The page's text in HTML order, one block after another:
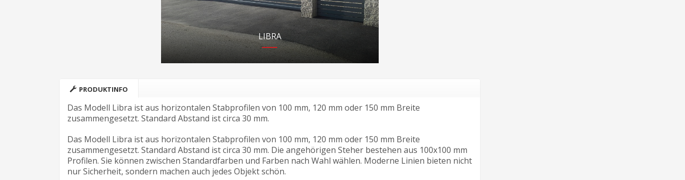
LIBRA
PRODUKTINFO
Das Modell Libra ist aus horizontalen Stabprofilen von 100 mm, 120 mm oder 150 mm Breite
zusammengesetzt. Standard Abstand ist circa 30 mm.
Das Modell Libra ist aus horizontalen Stabprofilen von 100 mm, 120 mm oder 150 mm Breite
zusammengesetzt. Standard Abstand ist circa 30 mm. Die angehörigen Steher bestehen aus 100x100 mm
Profilen. Sie können zwischen Standardfarben und Farben nach Wahl wählen. Moderne Linien bieten nicht
nur Sicherheit, sondern machen auch jedes Objekt schön.